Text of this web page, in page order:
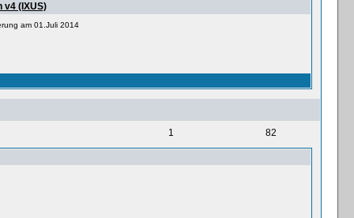
v4 (IXUS)
am 01.Juli 2014
1 82